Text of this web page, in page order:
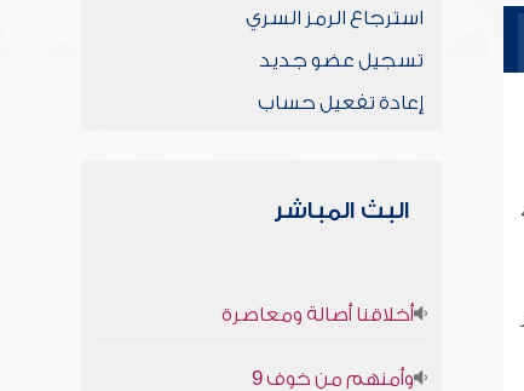
استرجاع الرمز السري
تسجيل عضو جديد
إعادة تفعيل حساب
البث المباشر
أخلاقنا أصالة ومعاصرة
وأمنهم من خوف 9